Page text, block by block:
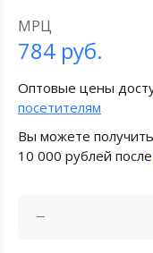
МРЦ
784 руб.
Оптовые цены
посетителям
Вы можете
10 000 рублей после